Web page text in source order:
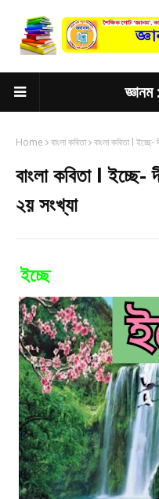
Home বাংলা কবিতা বাংলা কবিতা l
বাংলা কবিতা l ইচ্ছে-
২য় সংখ্যা
ইচ্ছে